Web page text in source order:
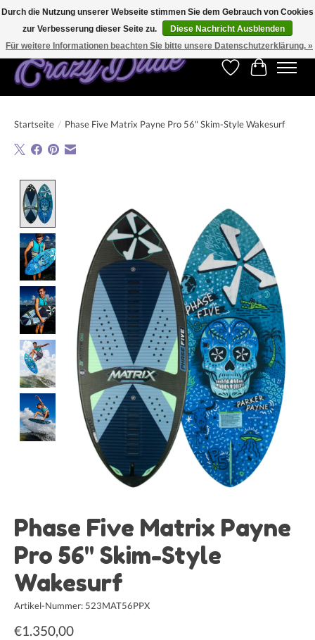
Kostenfreier Versand für Bestellungen ab 250 €. Weltweite Lieferung!
Wunschzettel
Ihr
Startseite / Phase Five Matrix Payne Pro 56" Skim-Style Wakesurf
Phase Five Matrix Payne
Pro 56" Skim-Style
Wakesurf
Artikel-Nummer: 523MAT56PPX
€1.350,00
Durch die Nutzung unserer Webseite stimmen Sie dem Gebrauch von Cookies
zur Verbesserung dieser Seite zu.
Diese Nachricht Ausblenden
Für weitere Informationen beachten Sie bitte unsere Datenschutzerklärung. »